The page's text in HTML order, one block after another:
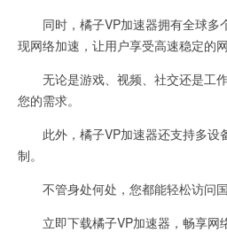
同时，橘子VP加速器拥有全球多
现网络加速，让用户享受高速稳定的网
无论是游戏、视频、社交还是工作
您的需求。
此外，橘子VP加速器还支持多设
制。
不管身处何处，您都能轻松访问国
立即下载橘子VP加速器，畅享网络